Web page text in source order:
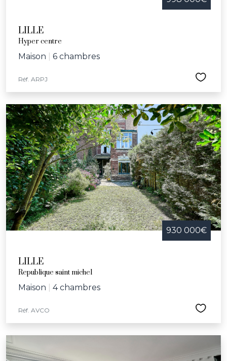
LILLE
Hyper centre
Maison 6 chambres
Réf. ARPJ
930 000€
LILLE
Republique saint michel
Maison 4 chambres
Réf. AVCO